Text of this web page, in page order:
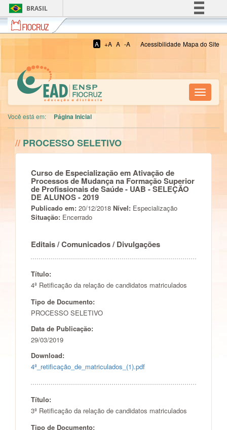
BRASIL
Simplifique!
Fiocruz
A +A A -A Acessibilidade Mapa do Site
Toggle
Você está em: Página Inicial
// PROCESSO SELETIVO
Curso de Especialização em Ativação de
Processos de Mudança na Formação Superior
de Profissionais de Saúde - UAB - SELEÇÃO
DE ALUNOS - 2019
Publicado em: 20/12/2018 Nível: Especialização
Situação: Encerrado
Editais / Comunicados / Divulgações
Título:
4ª Retificação da relação de candidatos matriculados
Tipo de Documento:
PROCESSO SELETIVO
Data de Publicação:
29/03/2019
Download:
4ª_retificação_de_matriculados_(1).pdf
Título:
3ª Retificação da relação de candidatos matriculados
Tipo de Documento: